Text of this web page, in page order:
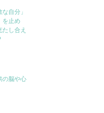
自分」
を止め
し合え
の脳や心